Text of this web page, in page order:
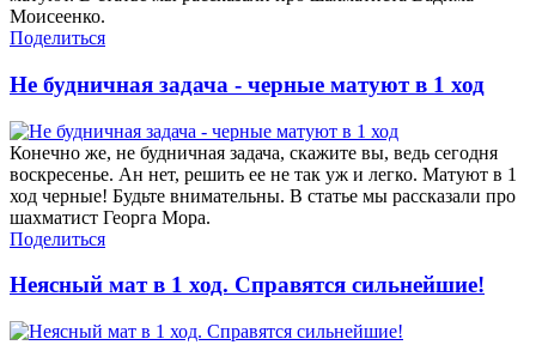
Моисеенко.
Поделиться
Не будничная задача - черные матуют в 1 ход
Конечно же, не будничная задача, скажите вы, ведь сегодня
воскресенье. Ан нет, решить ее не так уж и легко. Матуют в 1
ход черные! Будьте внимательны. В статье мы рассказали про
шахматист Георга Мора.
Поделиться
Неясный мат в 1 ход. Справятся сильнейшие!